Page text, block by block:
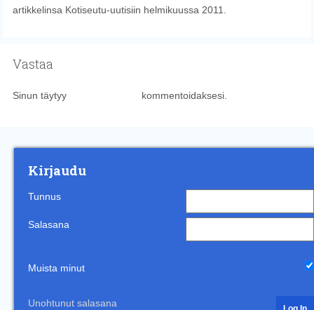
artikkelinsa Kotiseutu-uutisiin helmikuussa 2011.
Vastaa
Sinun täytyy kommentoidaksesi.
Kirjaudu
Tunnus
Salasana
Muista minut
Unohtunut salasana